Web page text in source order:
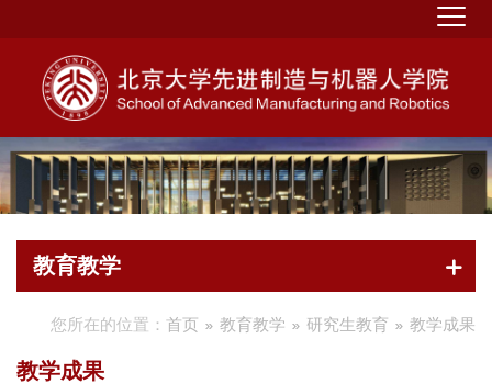
教育教学
您所在的位置： 首页 教育教学 研究生教育 教学成果
教学成果